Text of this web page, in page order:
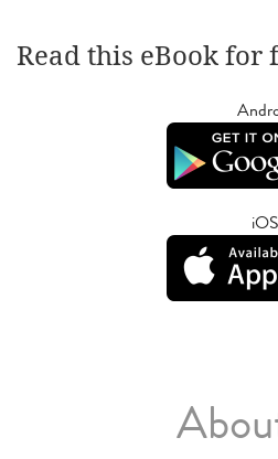
Read this eBook
iOS